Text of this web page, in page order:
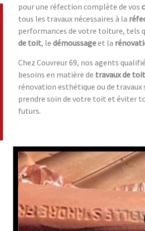
pour une réfection complète de vos
tous les travaux nécessaires à la
performances de votre toiture, tels
de toit, le démoussageet la
Chez Couvreur 69, nos agents
besoins en matière de travaux de
rénovation esthétique ou de
prendre soin de votre toit et éviter
futurs.